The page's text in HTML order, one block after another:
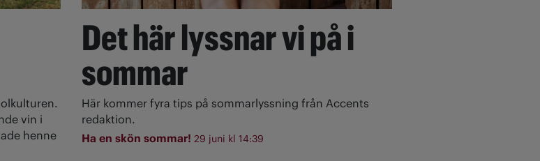
vin i
henne
Det här lyssnar vi på i
sommar
Här kommer fyra tips på sommarlyssning från Accents
redaktion.
Ha en skön sommar! 29 juni kl 14:39